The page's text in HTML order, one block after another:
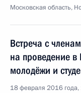
Московская область,
Встреча с
на проведение в
молодёжи и
18 февраля 2016